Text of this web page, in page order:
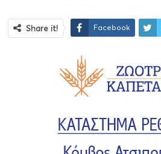
Share it! Facebook